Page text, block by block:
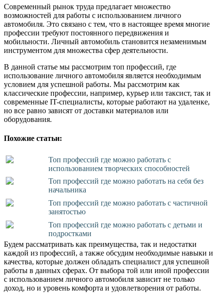
Современный рынок труда предлагает множество
возможностей для работы с использованием личного
автомобиля. Это связано с тем, что в настоящее время многие
профессии требуют постоянного передвижения и
мобильности. Личный автомобиль становится незаменимым
инструментом для множества сфер деятельности.
В данной статье мы рассмотрим топ профессий, где
использование личного автомобиля является необходимым
условием для успешной работы. Мы рассмотрим как
классические профессии, например, курьер или таксист, так и
современные IT-специалисты, которые работают на удаленке,
но все равно зависят от доставки материалов или
оборудования.
Похожие статьи:
Топ профессий где можно работать с
использованием творческих способностей
Топ профессий где можно работать на себя без
начальника
Топ профессий где можно работать с частичной
занятостью
Топ профессий где можно работать с детьми и
подростками
Будем рассматривать как преимущества, так и недостатки
каждой из профессий, а также обсудим необходимые навыки и
качества, которые должен обладать специалист для успешной
работы в данных сферах. От выбора той или иной профессии
с использованием личного автомобиля зависит не только
доход, но и уровень комфорта и удовлетворения от работы.